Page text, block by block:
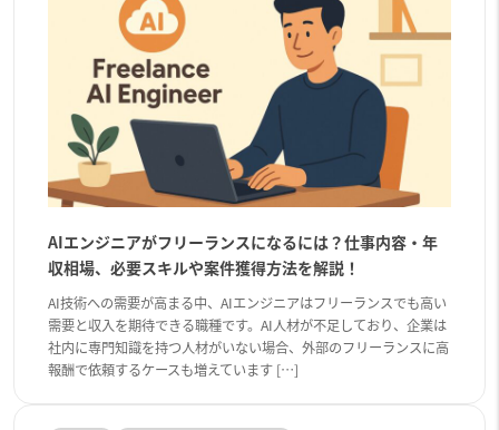
AIエンジニアがフリーランスになるには？仕事内容・年
収相場、必要スキルや案件獲得方法を解説！
AI技術への需要が高まる中、AIエンジニアはフリーランスでも高い
需要と収入を期待できる職種です。AI人材が不足しており、企業は
社内に専門知識を持つ人材がいない場合、外部のフリーランスに高
報酬で依頼するケースも増えています […]